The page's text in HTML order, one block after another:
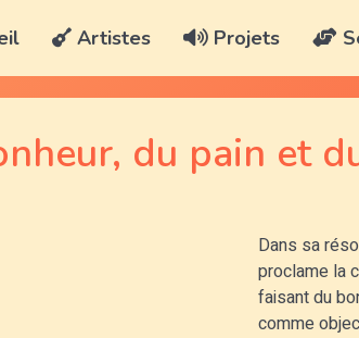
Artistes Projets
du pain et
Dans sa
proclame la
faisant du
comme